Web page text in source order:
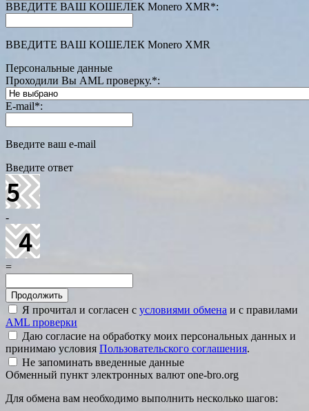
ВВЕДИТЕ ВАШ КОШЕЛЕК Monero XMR*:
ВВЕДИТЕ ВАШ КОШЕЛЕК Monero XMR
Персональные данные
Проходили Вы AML проверку.*:
E-mail*:
Введите ваш e-mail
Введите ответ
-
=
Я прочитал и согласен с условиями обмена и с правилами
AML проверки
Даю согласие на обработку моих персональных данных и
принимаю условия Пользовательского соглашения.
Не запоминать введенные данные
Обменный пункт электронных валют one-bro.org
Для обмена вам необходимо выполнить несколько шагов: